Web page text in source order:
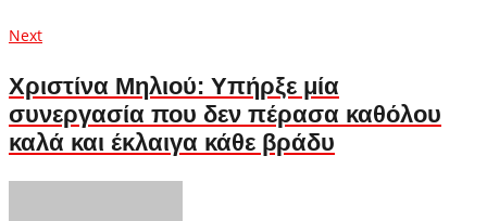
NextNext
Χριστίνα Μηλιού: Υπήρξε μία
συνεργασία που δεν πέρασα καθόλου
καλά και έκλαιγα κάθε βράδυ